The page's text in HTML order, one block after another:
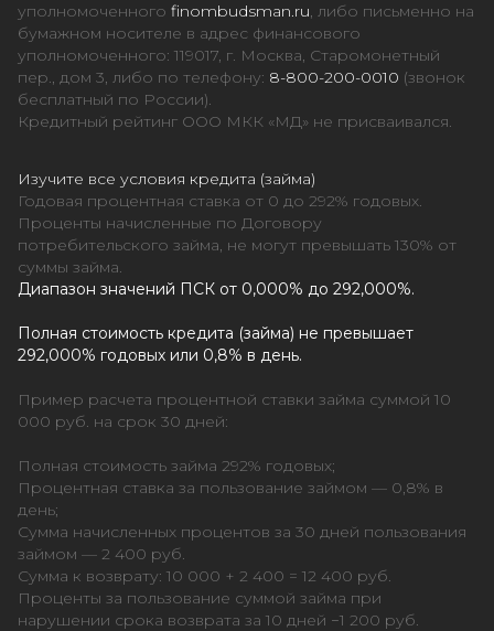
уполномоченного finombudsman.ru, либо письменно на
бумажном носителе в адрес финансового
уполномоченного: 119017, г. Москва, Старомонетный
пер., дом 3, либо по телефону: 8-800-200-0010 (звонок
бесплатный по России).
Кредитный рейтинг ООО МКК «МД» не присваивался.
Изучите все условия кредита (займа)
Годовая процентная ставка от 0 до 292% годовых.
Проценты начисленные по Договору
потребительского займа, не могут превышать 130% от
суммы займа.
Диапазон значений ПСК от 0,000% до 292,000%.
Полная стоимость кредита (займа) не превышает
292,000% годовых или 0,8% в день.
Пример расчета процентной ставки займа суммой 10
000 руб. на срок 30 дней:
Полная стоимость займа 292% годовых;
Процентная ставка за пользование займом — 0,8% в
день;
Сумма начисленных процентов за 30 дней пользования
займом — 2 400 руб.
Сумма к возврату: 10 000 + 2 400 = 12 400 руб.
Проценты за пользование суммой займа при
нарушении срока возврата за 10 дней −1 200 руб.